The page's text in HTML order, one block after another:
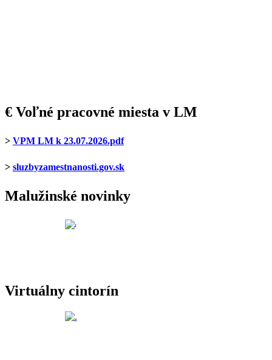
€ Voľné pracovné miesta v LM
> VPM LM k 23.07.2026.pdf
> sluzbyzamestnanosti.gov.sk
Malužinské novinky
Virtuálny cintorín